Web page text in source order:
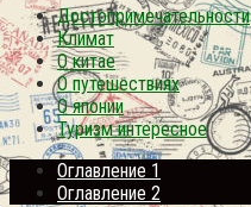
Достопримечательности
Климат
О китае
О путешествиях
О японии
Туризм интересное
Оглавление 1
Оглавление 2